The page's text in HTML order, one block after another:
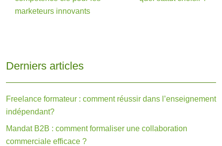
marketeurs innovants
Derniers articles
Freelance formateur : comment réussir dans l’enseignement
indépendant?
Mandat B2B : comment formaliser une collaboration
commerciale efficace ?